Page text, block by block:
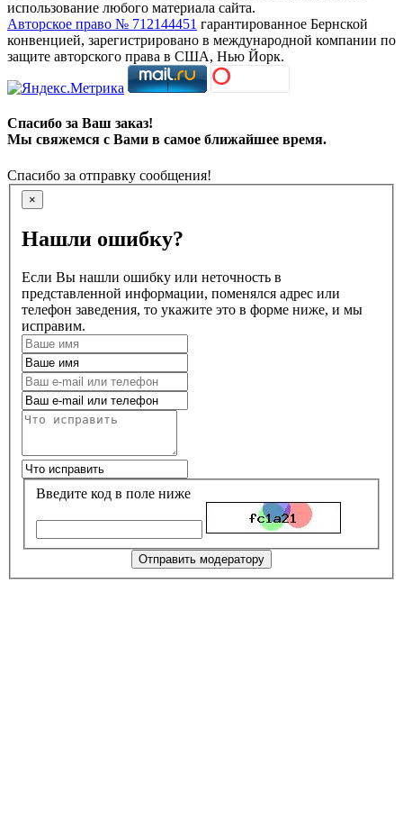
использование любого материала сайта.
Авторское право № 712144451 гарантированное Бернской
конвенцией, зарегистрировано в международной компании по
защите авторского права в США, Нью Йорк.
Спасибо за Ваш заказ!
Мы свяжемся с Вами в самое ближайшее время.
Спасибо за отправку сообщения!
×
Нашли ошибку?
Если Вы нашли ошибку или неточность в
представленной информации, поменялся адрес или
телефон заведения, то укажите это в форме ниже, и мы
исправим.
Введите код в поле ниже
Отправить модератору